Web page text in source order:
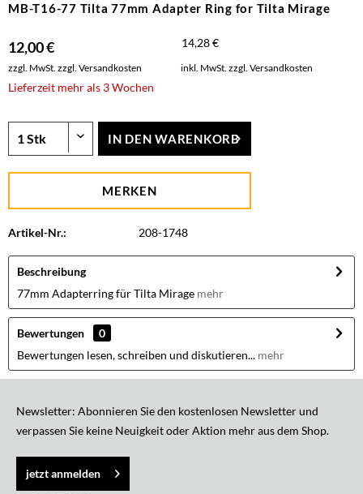
MB-T16-77 Tilta 77mm Adapter Ring for Tilta Mirage
12,00 € 14,28 €
zzgl. MwSt. zzgl. Versandkosten inkl. MwSt. zzgl. Versandkosten
Lieferzeit mehr als 3 Wochen
IN DEN WARENKORB
MERKEN
Artikel-Nr.: 208-1748
Beschreibung
77mm Adapterring für Tilta Mirage mehr
Bewertungen
0
Bewertungen lesen, schreiben und diskutieren... mehr
Newsletter: Abonnieren Sie den kostenlosen Newsletter und
verpassen Sie keine Neuigkeit oder Aktion mehr aus dem Shop.
jetzt anmelden